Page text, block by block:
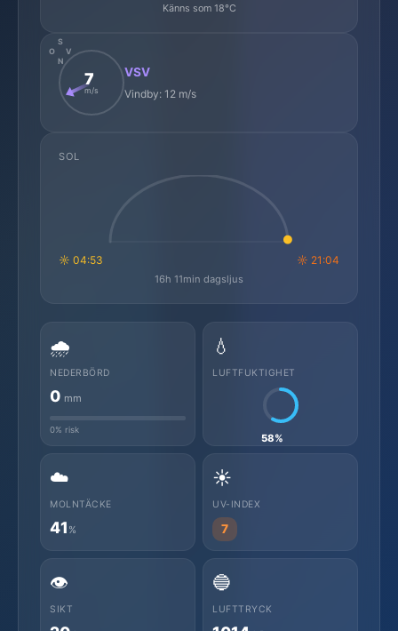
Känns som 18°C
N
S
O
V
7
m/s
VSV
Vindby: 12 m/s
SOL
☼ 04:53 ☼ 21:04
16h 11min dagsljus
🌧️
NEDERBÖRD
0 mm
0% risk
💧
LUFTFUKTIGHET
58%
☁️
MOLNTÄCKE
41 %
☀️
UV-INDEX
7
👁️
SIKT
🔵
LUFTTRYCK